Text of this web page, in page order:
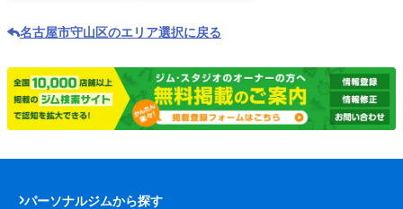
名古屋市守山区のエリア選択に戻る
パーソナルジムから探す